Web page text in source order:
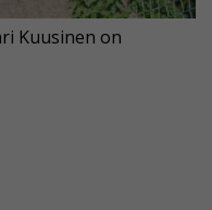
Kuusinen on